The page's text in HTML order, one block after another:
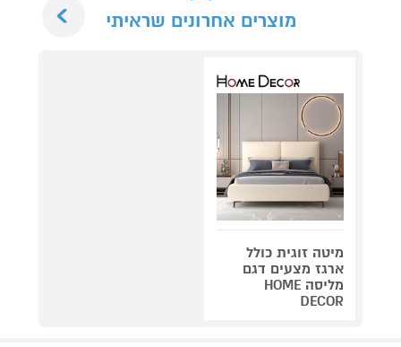
מוצרים אחרונים שראיתי
מיטה זוגית כולל
ארגז מצעים דגם
מליסה HOME
DECOR